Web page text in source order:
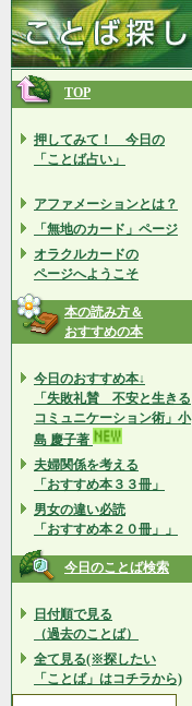
TOP
押してみて！ 今日の
「ことば占い」
アファメーションとは？
「無地のカード」ページ
オラクルカードの
ページへようこそ
本の読み方＆
おすすめの本
今日のおすすめ本↓
「失敗礼賛 不安と生きる
コミュニケーション術」小
島 慶子著
夫婦関係を考える
「おすすめ本３３冊」
男女の違い必読
「おすすめ本２０冊」」
今日のことば検索
日付順で見る
（過去のことば）
全て見る(※探したい
「ことば」はコチラから)